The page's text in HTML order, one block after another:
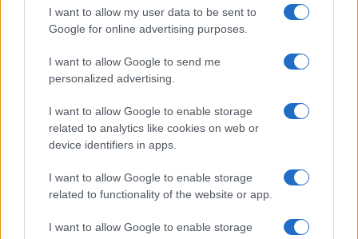
I want to allow my user data to be sent to
Google for online advertising purposes.
I want to allow Google to send me
personalized advertising.
I want to allow Google to enable storage
related to analytics like cookies on web or
device identifiers in apps.
I want to allow Google to enable storage
related to functionality of the website or app.
I want to allow Google to enable storage
Regno Unito
È probabile che i dipendenti nel Regno Unito
registrino un aumento salariale di circa il 9% ogni
Le cifre fornite qui sono medie di numeri. Queste cifre
dovrebbero essere prese come linee guida generali.
Gli incrementi di stipendio variano da persona a
persona e dipendono da molti fattori, ma le tue
dell’organizzazione rimangono i fattori più importanti